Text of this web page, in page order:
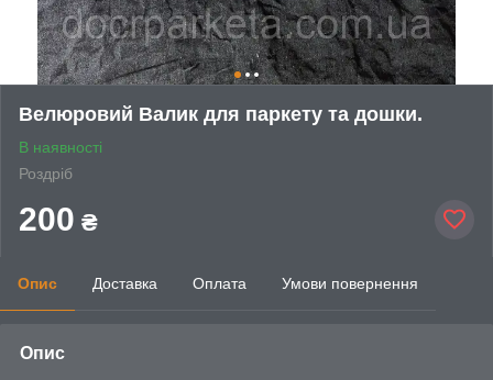
Велюровий Валик для паркету та дошки.
В наявності
Роздріб
200 ₴
Опис Доставка Оплата Умови повернення
Опис